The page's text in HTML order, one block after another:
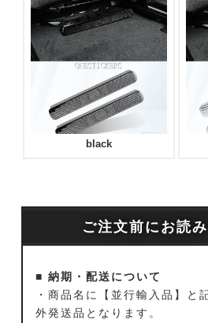
black
ご注文前にお読
■ 納期・配送について
・商品名に【並行輸入品】と
外発送品となります。